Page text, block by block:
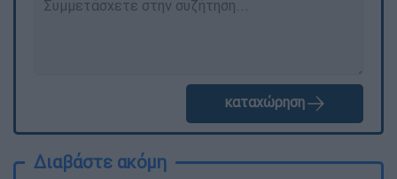
καταχώρηση
Διαβάστε ακόμη